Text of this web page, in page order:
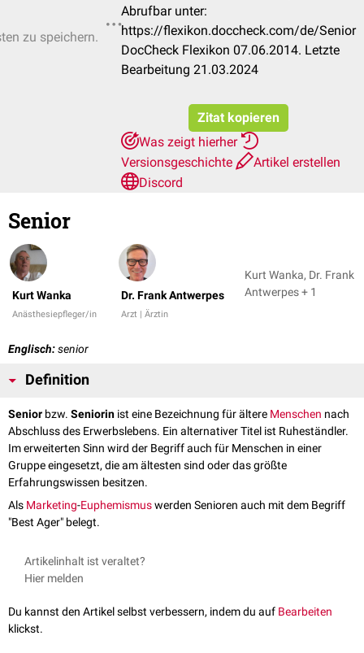
zu speichern.
Abrufbar unter:
https://flexikon.doccheck.com/de/Senior
DocCheck Flexikon 07.06.2014. Letzte
Bearbeitung 21.03.2024
Zitat kopieren
Was zeigt hierher
Versionsgeschichte
Artikel erstellen
Discord
Senior
Kurt Wanka
Anästhesiepfleger/in
Dr. Frank Antwerpes
Arzt | Ärztin
Kurt Wanka, Dr. Frank
Antwerpes + 1
Englisch:senior
Definition
Senior bzw. Seniorin ist eine Bezeichnung für ältere Menschen nach
Abschluss des Erwerbslebens. Ein alternativer Titel ist Ruheständler.
Im erweiterten Sinn wird der Begriff auch für Menschen in einer
Gruppe eingesetzt, die am ältesten sind oder das größte
Erfahrungswissen besitzen.
Als Marketing-Euphemismuswerden Senioren auch mit dem Begriff
"Best Ager" belegt.
Artikelinhalt ist veraltet?
Hier melden
Du kannst den Artikel selbst verbessern, indem du auf Bearbeiten
klickst.